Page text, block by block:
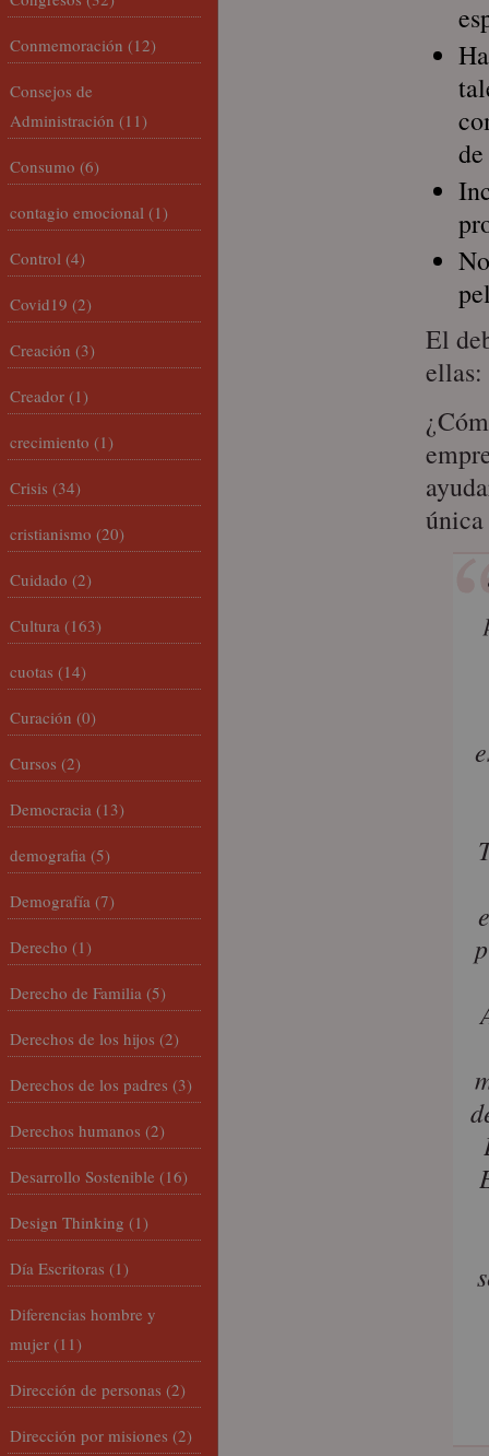
El
ellas:
Conmemoración (12)
Consejos de
Administración (11)
Consumo (6)
contagio emocional (1)
Control (4)
Covid19 (2)
Creación (3)
Creador (1)
crecimiento (1)
Crisis (34)
cristianismo (20)
Cuidado (2)
Cultura (163)
cuotas (14)
Curación (0)
Cursos (2)
Democracia (13)
demografia (5)
Demografía (7)
Derecho (1)
Derecho de Familia (5)
Derechos de los hijos (2)
Derechos de los padres (3)
Derechos humanos (2)
Desarrollo Sostenible (16)
Design Thinking (1)
Día Escritoras (1)
Diferencias hombre y
mujer (11)
Dirección de personas (2)
Dirección por misiones (2)